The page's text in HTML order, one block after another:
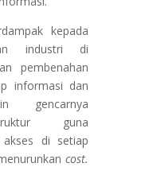
kepada
industri di
pembenahan
informasi dan
gencarnya
guna
akses di setiap
cost.